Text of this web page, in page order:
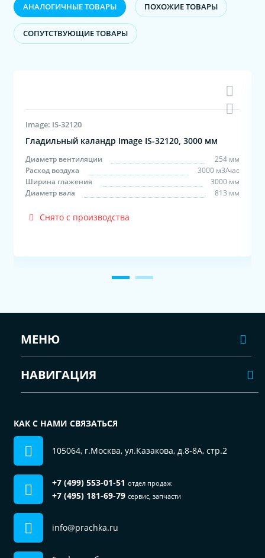
АНАЛОГИЧНЫЕ ТОВАРЫ ПОХОЖИЕ ТОВАРЫ
CОПУТСТВУЮЩИЕ ТОВАРЫ
Image: IS-32120
Гладильный каландр Image IS-32120, 3000 мм
Диаметр вентиляции
254 мм
Расход воздуха
3000 м3/час
Ширина глажения
3000 мм
Диаметр вала
813 мм
Снято с производства
МЕНЮ
НАВИГАЦИЯ
КАК С НАМИ СВЯЗАТЬСЯ
105064, г.Москва, ул.Казакова, д.8-8А, стр.2
+7 (499) 553-01-51 отдел продаж
+7 (495) 181-69-79 сервис, запчасти
info@prachka.ru